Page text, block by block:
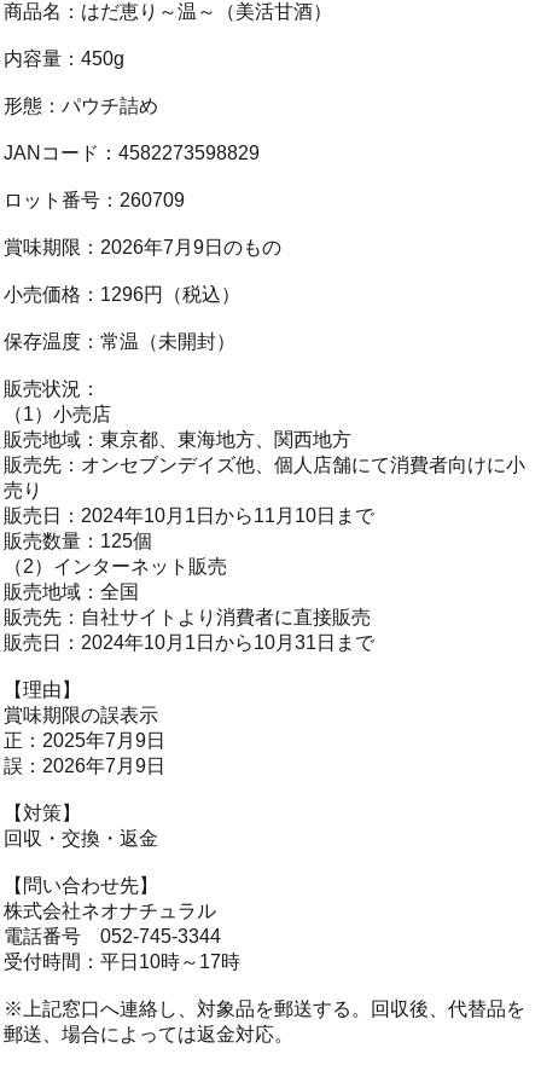
商品名：はだ恵り～温～（美活甘酒）
内容量：450g
形態：パウチ詰め
JANコード：4582273598829
ロット番号：260709
賞味期限：2026年7月9日のもの
小売価格：1296円（税込）
保存温度：常温（未開封）
販売状況：
（1）小売店
販売地域：東京都、東海地方、関西地方
販売先：オンセブンデイズ他、個人店舗にて消費者向けに小
売り
販売日：2024年10月1日から11月10日まで
販売数量：125個
（2）インターネット販売
販売地域：全国
販売先：自社サイトより消費者に直接販売
販売日：2024年10月1日から10月31日まで
【理由】
賞味期限の誤表示
正：2025年7月9日
誤：2026年7月9日
【対策】
回収・交換・返金
【問い合わせ先】
株式会社ネオナチュラル
電話番号 052-745-3344
受付時間：平日10時～17時
※上記窓口へ連絡し、対象品を郵送する。回収後、代替品を
郵送、場合によっては返金対応。